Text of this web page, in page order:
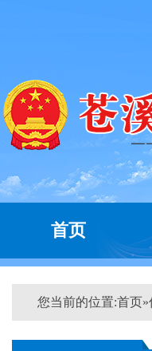
首页
您当前的位置:首页»